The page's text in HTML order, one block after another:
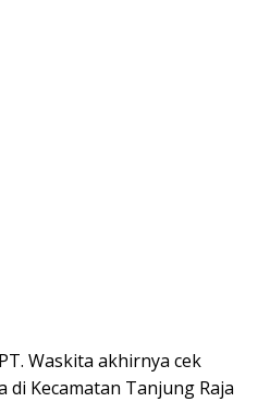
Waskita akhirnya cek
di Kecamatan Tanjung Raja